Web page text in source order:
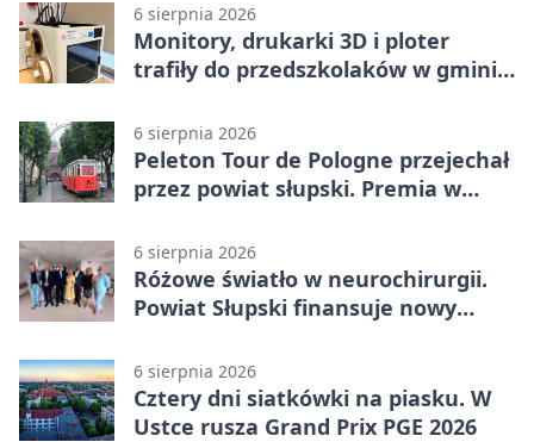
6 sierpnia 2026
Monitory, drukarki 3D i ploter
trafiły do przedszkolaków w gminie
6 sierpnia 2026
Peleton Tour de Pologne przejechał
przez powiat słupski. Premia w
6 sierpnia 2026
Różowe światło w neurochirurgii.
Powiat Słupski finansuje nowy
6 sierpnia 2026
Cztery dni siatkówki na piasku. W
Ustce rusza Grand Prix PGE 2026